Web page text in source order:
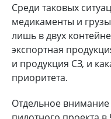
Среди таковых
медикаменты и
лишь в двух
экспортная
и продукция СЗ, и
приоритета.
Отдельное